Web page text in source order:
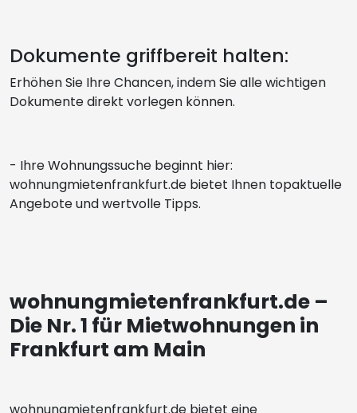
Dokumente griffbereit halten:
Erhöhen Sie Ihre Chancen, indem Sie alle wichtigen
Dokumente direkt vorlegen können.
- Ihre Wohnungssuche beginnt hier:
wohnungmietenfrankfurt.de bietet Ihnen topaktuelle
Angebote und wertvolle Tipps.
wohnungmietenfrankfurt.de –
Die Nr. 1 für Mietwohnungen in
Frankfurt am Main